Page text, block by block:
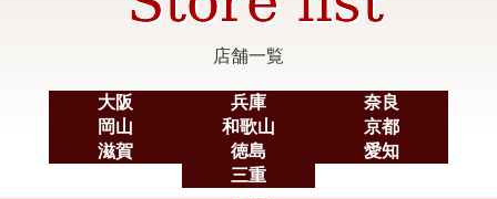
店舗一覧
大阪 兵庫
奈良
岡山
和歌山
京都
滋賀
徳島
愛知
三重